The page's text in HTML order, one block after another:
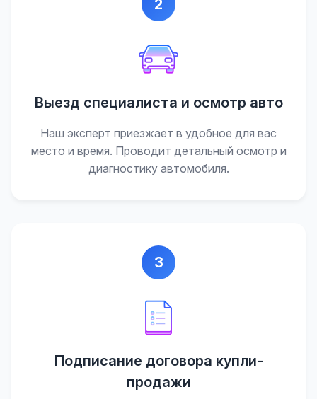
2
Выезд специалиста и осмотр авто
Наш эксперт приезжает в удобное для вас
место и время. Проводит детальный осмотр и
диагностику автомобиля.
3
Подписание договора купли-
продажи